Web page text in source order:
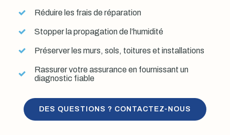
Réduire les frais de réparation
Stopper la propagation de l’humidité
Préserver les murs, sols, toitures et installations
Rassurer votre assurance en fournissant un
diagnostic fiable
DES QUESTIONS ? CONTACTEZ-NOUS